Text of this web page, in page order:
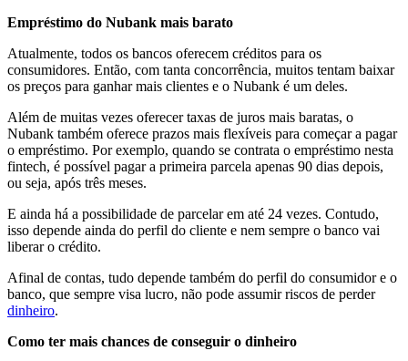
Empréstimo do Nubank mais barato
Atualmente, todos os bancos oferecem créditos para os
consumidores. Então, com tanta concorrência, muitos tentam baixar
os preços para ganhar mais clientes e o Nubank é um deles.
Além de muitas vezes oferecer taxas de juros mais baratas, o
Nubank também oferece prazos mais flexíveis para começar a pagar
o empréstimo. Por exemplo, quando se contrata o empréstimo nesta
fintech, é possível pagar a primeira parcela apenas 90 dias depois,
ou seja, após três meses.
E ainda há a possibilidade de parcelar em até 24 vezes. Contudo,
isso depende ainda do perfil do cliente e nem sempre o banco vai
liberar o crédito.
Afinal de contas, tudo depende também do perfil do consumidor e o
banco, que sempre visa lucro, não pode assumir riscos de perder
dinheiro.
Como ter mais chances de conseguir o dinheiro